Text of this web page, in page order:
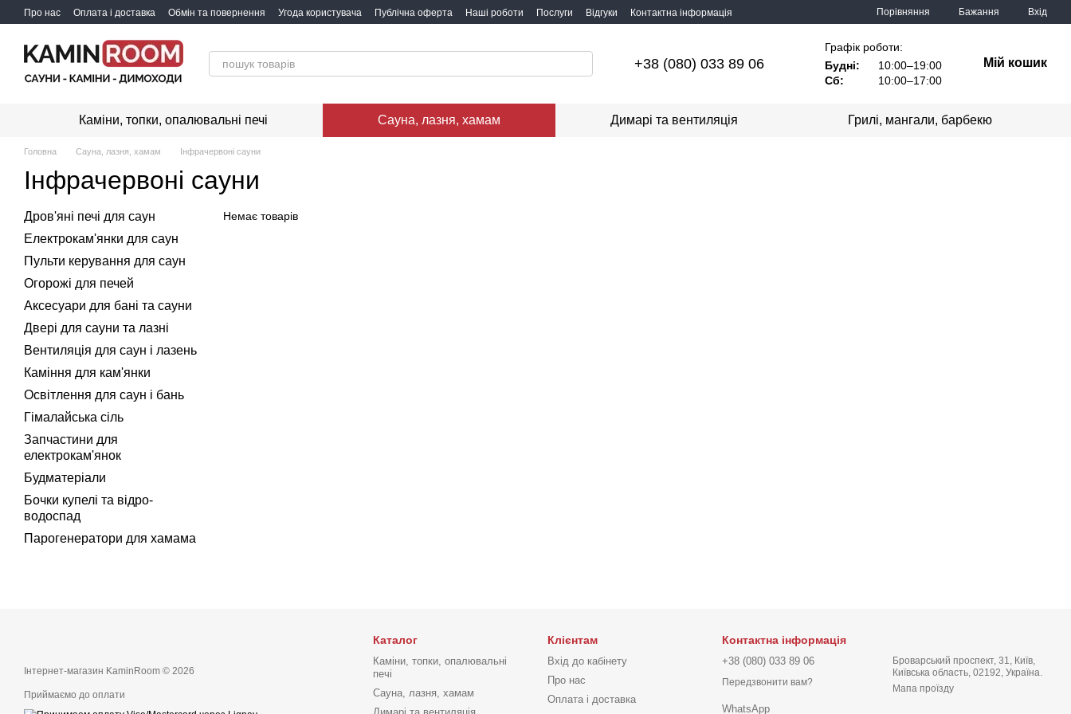
Перейти до основного контенту
Про нас Оплата і доставка Обмін та повернення Угода користувача Публічна оферта Наші роботи Послуги Відгуки Контактна інформація Порівняння Бажання Вхід
+38 (080) 033 89 06
Графік роботи:
Будні:
10:00–19:00
Сб:
10:00–17:00
Мій кошик
Каміни, топки, опалювальні печі Сауна, лазня, хамам Димарі та вентиляція Грилі, мангали, барбекю
Головна Сауна, лазня, хамам Інфрачервоні сауни
Інфрачервоні сауни
Немає товарів
Дров'яні печі для саун
Електрокам'янки для саун
Пульти керування для саун
Огорожі для печей
Аксесуари для бані та сауни
Двері для сауни та лазні
Вентиляція для саун і лазень
Каміння для кам'янки
Освітлення для саун і бань
Гімалайська сіль
Запчастини для
електрокам'янок
Будматеріали
Бочки купелі та відро-
водоспад
Парогенератори для хамама
Інтернет-магазин KaminRoom © 2026
Приймаємо до оплати
Каталог
Каміни, топки, опалювальні
печі
Сауна, лазня, хамам
Клієнтам
Вхід до кабінету
Про нас
Оплата і доставка
Контактна інформація
+38 (080) 033 89 06
Передзвонити вам?
WhatsApp
Броварський проспект, 31, Київ,
Київська область, 02192, Україна.
Мапа проїзду